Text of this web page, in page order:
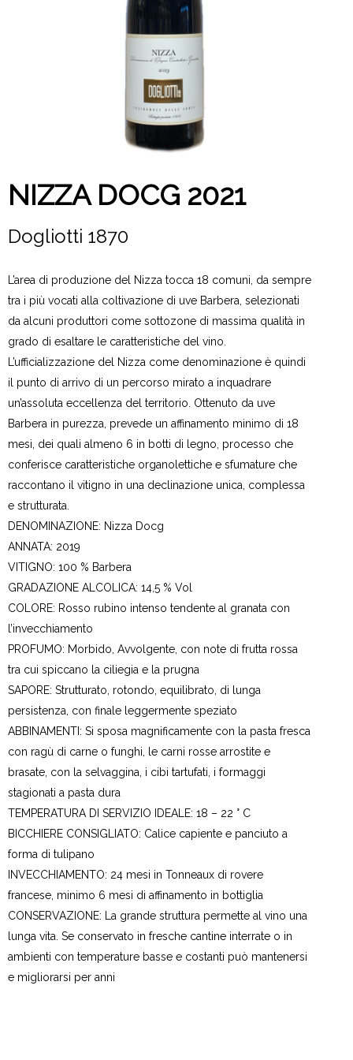
NIZZA DOCG 2021
Dogliotti 1870
L’area di produzione del Nizza tocca 18 comuni, da sempre
tra i più vocati alla coltivazione di uve Barbera, selezionati
da alcuni produttori come sottozone di massima qualità in
grado di esaltare le caratteristiche del vino.
L’ufficializzazione del Nizza come denominazione è quindi
il punto di arrivo di un percorso mirato a inquadrare
un’assoluta eccellenza del territorio. Ottenuto da uve
Barbera in purezza, prevede un affinamento minimo di 18
mesi, dei quali almeno 6 in botti di legno, processo che
conferisce caratteristiche organolettiche e sfumature che
raccontano il vitigno in una declinazione unica, complessa
e strutturata.
DENOMINAZIONE: Nizza Docg
ANNATA: 2019
VITIGNO: 100 % Barbera
GRADAZIONE ALCOLICA: 14,5 % Vol
COLORE: Rosso rubino intenso tendente al granata con
l’invecchiamento
PROFUMO: Morbido, Avvolgente, con note di frutta rossa
tra cui spiccano la ciliegia e la prugna
SAPORE: Strutturato, rotondo, equilibrato, di lunga
persistenza, con finale leggermente speziato
ABBINAMENTI: Si sposa magnificamente con la pasta fresca
con ragù di carne o funghi, le carni rosse arrostite e
brasate, con la selvaggina, i cibi tartufati, i formaggi
stagionati a pasta dura
TEMPERATURA DI SERVIZIO IDEALE: 18 – 22 ° C
BICCHIERE CONSIGLIATO: Calice capiente e panciuto a
forma di tulipano
INVECCHIAMENTO: 24 mesi in Tonneaux di rovere
francese, minimo 6 mesi di affinamento in bottiglia
CONSERVAZIONE: La grande struttura permette al vino una
lunga vita. Se conservato in fresche cantine interrate o in
ambienti con temperature basse e costanti può mantenersi
e migliorarsi per anni